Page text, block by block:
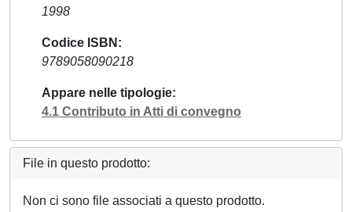
1998
Codice ISBN
9789058090218
Appare nelle tipologie
4.1 Contributo in Atti di convegno
File in questo prodotto:
Non ci sono file associati a questo prodotto.